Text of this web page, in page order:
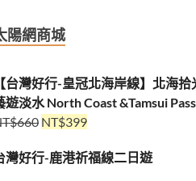
陽網商城
台灣好行-皇冠北海岸線】北海拾
遊淡水 North Coast &Tamsui Pass
660 NT$399
灣好行-鹿港祈福線二日遊